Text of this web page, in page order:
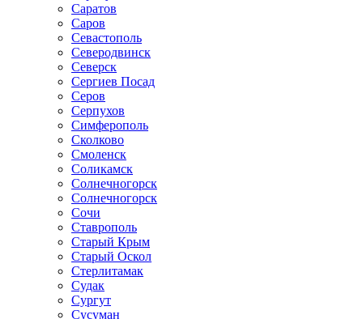
Саратов
Саров
Севастополь
Северодвинск
Северск
Сергиев Посад
Серов
Серпухов
Симферополь
Сколково
Смоленск
Соликамск
Солнечногорск
Солнечногорск
Сочи
Ставрополь
Старый Крым
Старый Оскол
Стерлитамак
Судак
Сургут
Сусуман